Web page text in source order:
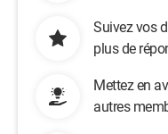
Suivez vos
plus de
Mettez en
autres